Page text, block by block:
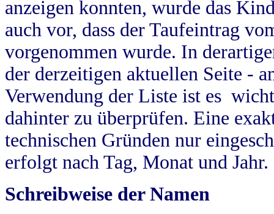
anzeigen konnten, wurde das
auch vor, dass der Taufeintrag
vorgenommen wurde. In
der derzeitigen aktuellen Seite -
Verwendung der Liste ist es
dahinter zu überprüfen. Eine
technischen Gründen nur
erfolgt nach Tag, Monat und Jahr.
Schreibweise der Namen